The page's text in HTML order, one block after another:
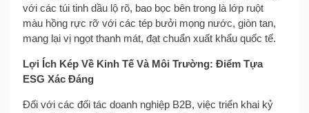
với các túi tinh dầu lộ rõ, bao bọc bên trong là lớp ruột
màu hồng rực rỡ với các tép bưởi mọng nước, giòn tan,
mang lại vị ngọt thanh mát, đạt chuẩn xuất khẩu quốc tế.
Lợi Ích Kép Về Kinh Tế Và Môi Trường: Điểm Tựa
ESG Xác Đáng
Đối với các đối tác doanh nghiệp B2B, việc triển khai kỷ